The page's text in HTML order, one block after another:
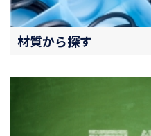
材質から探す